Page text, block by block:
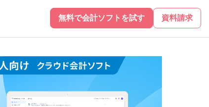
資料請求
無料で会計ソフトを試す